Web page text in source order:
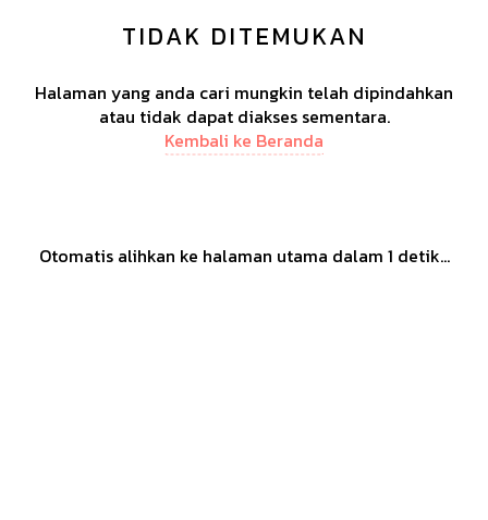
TIDAK DITEMUKAN
Halaman yang anda cari mungkin telah dipindahkan
atau tidak dapat diakses sementara.
Kembali ke Beranda
Otomatis alihkan ke halaman utama dalam 1 detik...